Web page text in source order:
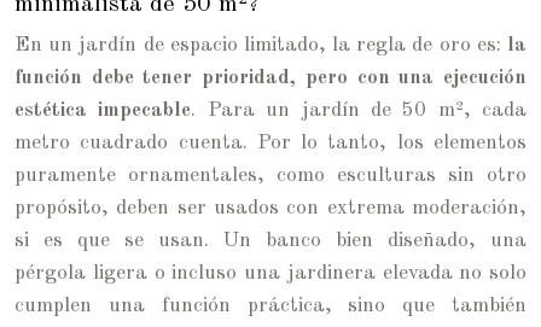
minimalista de 50 m²?
En un jardín de espacio limitado, la regla de oro es: la
función debe tener prioridad, pero con una ejecución
estética impecable. Para un jardín de 50 m², cada
metro cuadrado cuenta. Por lo tanto, los elementos
puramente ornamentales, como esculturas sin otro
propósito, deben ser usados con extrema moderación,
si es que se usan. Un banco bien diseñado, una
pérgola ligera o incluso una jardinera elevada no solo
cumplen una función práctica, sino que también